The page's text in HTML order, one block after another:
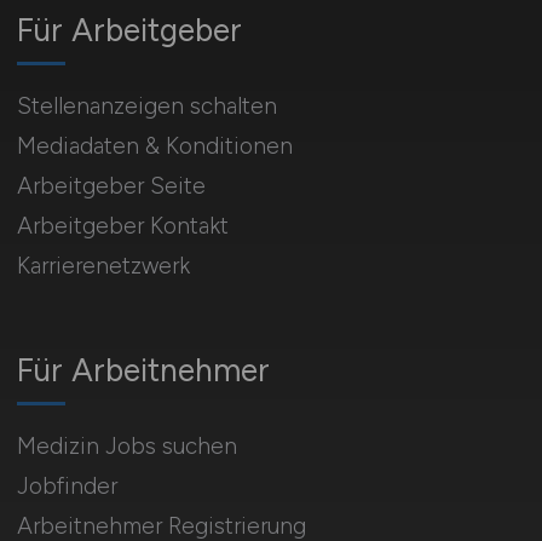
Für Arbeitnehmer
Medizin Jobs suchen
Jobfinder
Arbeitnehmer Registrierung
Für Arbeitgeber
Stellenanzeigen schalten
Mediadaten & Konditionen
Arbeitgeber Seite
Arbeitgeber Kontakt
Karrierenetzwerk